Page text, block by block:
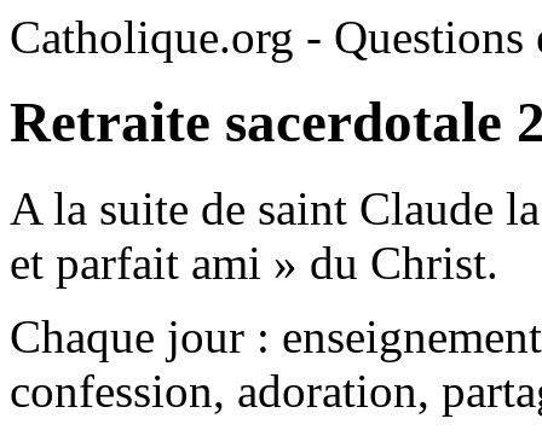
Catholique.org - Questions
Retraite sacerdotale
A la suite de saint Claude
et parfait ami » du Christ.
Chaque jour :
confession, adoration,